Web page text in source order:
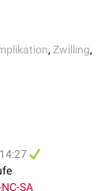
, Zwilling,
NC-SA